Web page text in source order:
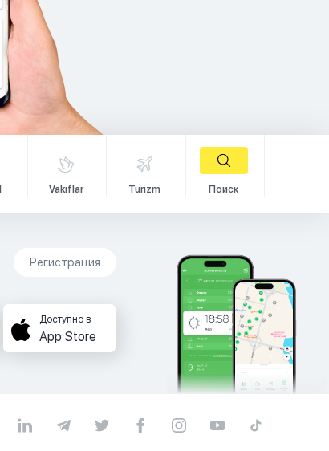
Vakıflar Turizm Поиск
Регистрация
Доступно в
App Store